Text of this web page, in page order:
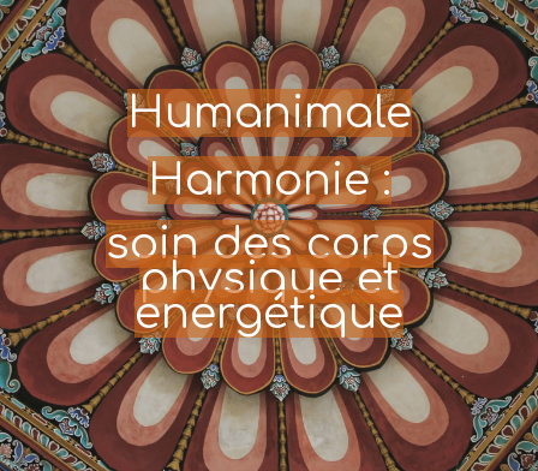
Humanimale
Harmonie :
soin des corps
physique et
energétique